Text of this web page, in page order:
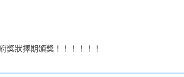
獎狀擇期頒獎！！！！！！